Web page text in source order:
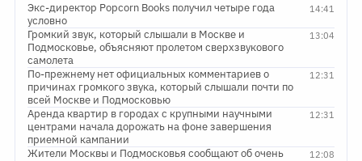
14:41
Экс-директор Popcorn Books получил четыре года
условно
13:04
Громкий звук, который слышали в Москве и
Подмосковье, объясняют пролетом сверхзвукового
самолета
12:31
По-прежнему нет официальных комментариев о
причинах громкого звука, который слышали почти по
всей Москве и Подмосковью
12:31
Аренда квартир в городах с крупными научными
центрами начала дорожать на фоне завершения
приемной кампании
12:08
Жители Москвы и Подмосковья сообщают об очень